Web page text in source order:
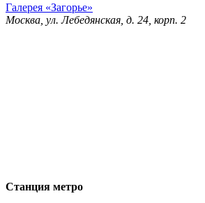
Галерея «Загорье»
Москва, ул. Лебедянская, д. 24, корп. 2
Станция метро